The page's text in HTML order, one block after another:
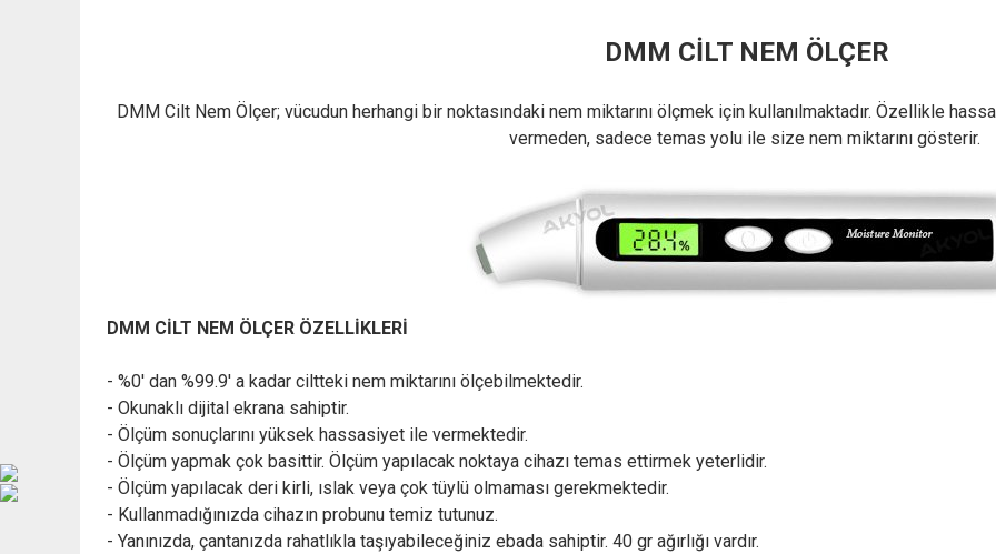
DMM CİLT NEM ÖLÇER
DMM Cilt Nem Ölçer; vücudun herhangi bir noktasındaki nem miktarını ölçmek için kullanılmaktadır. Özellikle
vermeden, sadece temas yolu ile size nem miktarını gösterir.
DMM CİLT NEM ÖLÇER ÖZELLİKLERİ
- %0' dan %99.9' a kadar ciltteki nem miktarını ölçebilmektedir.
- Okunaklı dijital ekrana sahiptir.
- Ölçüm sonuçlarını yüksek hassasiyet ile vermektedir.
- Ölçüm yapmak çok basittir. Ölçüm yapılacak noktaya cihazı temas ettirmek yeterlidir.
- Ölçüm yapılacak deri kirli, ıslak veya çok tüylü olmaması gerekmektedir.
- Kullanmadığınızda cihazın probunu temiz tutunuz.
- Yanınızda, çantanızda rahatlıkla taşıyabileceğiniz ebada sahiptir. 40 gr ağırlığı vardır.